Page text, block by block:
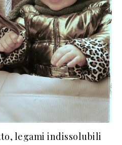
legami indissolubili